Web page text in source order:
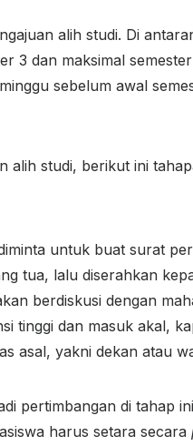
alih studi. Di
3 dan maksimal
sebelum awal
alih studi, berikut ini
untuk buat surat
tua, lalu diserahkan
berdiskusi dengan
tinggi dan masuk akal,
asal, yakni dekan atau
pertimbangan di tahap
harus setara secara